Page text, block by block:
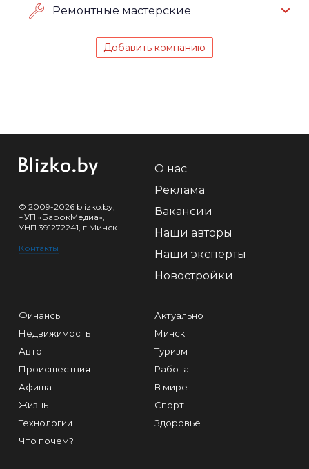
Ремонтные мастерские
Добавить компанию
© 2009-2026 blizko.by,
ЧУП «БарокМедиа»,
УНП 391272241, г.Минск
Контакты
О нас
Реклама
Вакансии
Наши авторы
Наши эксперты
Новостройки
Финансы
Недвижимость
Авто
Происшествия
Афиша
Жизнь
Технологии
Что почем?
Актуально
Минск
Туризм
Работа
В мире
Спорт
Здоровье